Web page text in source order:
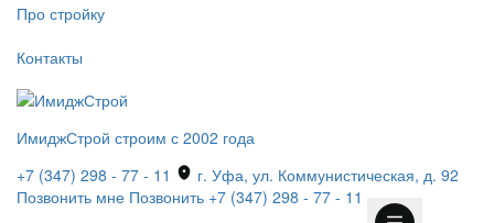
Про стройку
Контакты
ИмиджСтрой строим с 2002 года
+7 (347) 298 - 77 - 11
г. Уфа, ул. Коммунистическая, д. 92
Позвонить мне Позвонить +7 (347) 298 - 77 - 11